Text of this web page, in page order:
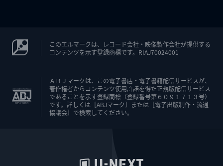
このエルマークは、レコード会社・映像製作会社が提供する
コンテンツを示す登録商標です。RIAJ70024001
ＡＢＪマークは、この電子書店・電子書籍配信サービスが、
著作権者からコンテンツ使用許諾を得た正規版配信サービス
であることを示す登録商標（登録番号第６０９１７１３号）
です。詳しくは［ABJマーク］または［電子出版制作・流通
協議会］で検索してください。